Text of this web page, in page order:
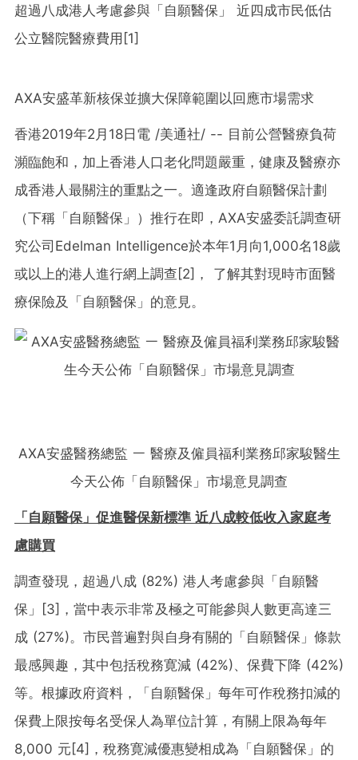
超過八成港人考慮參與「自願醫保」 近四成市民低估
公立醫院醫療費用[1]
AXA安盛革新核保並擴大保障範圍以回應市場需求
香港2019年2月18日電 /美通社/ -- 目前公營醫療負荷
瀕臨飽和，加上香港人口老化問題嚴重，健康及醫療亦
成香港人最關注的重點之一。適逢政府自願醫保計劃
（下稱「自願醫保」）推行在即，AXA安盛委託調查研
究公司Edelman Intelligence於本年1月向1,000名18歲
或以上的港人進行網上調查 [2] ， 了解其對現時市面醫
療保險及「自願醫保」的意見。
AXA安盛醫務總監 ￚ 醫療及僱員福利業務邱家駿醫生
今天公佈「自願醫保」市場意見調查
「自願醫保」促進醫保新標準 近八成較低收入家庭考
慮購買
調查發現，超過八成 (82%) 港人考慮參與「自願醫
保」
[3] ，當中表示非常及極之可能參與人數更高達三
成 (27%)。市民普遍對與自身有關的「自願醫保」條款
最感興趣，其中包括稅務寛減 (42%)、保費下降 (42%)
等。根據政府資料，「自願醫保」每年可作稅務扣減的
保費上限按每名受保人為單位計算，有關上限為每年
8,000 元 [4] ，稅務寛減優惠變相成為「自願醫保」的